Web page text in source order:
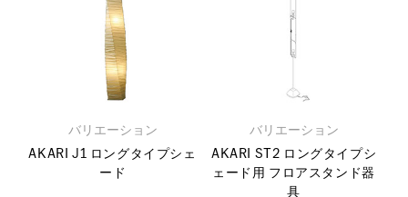
バリエーション
AKARI J1 ロングタイプシェ
ード
バリエーション
AKARI ST2 ロングタイプシ
ェード用 フロアスタンド器
具